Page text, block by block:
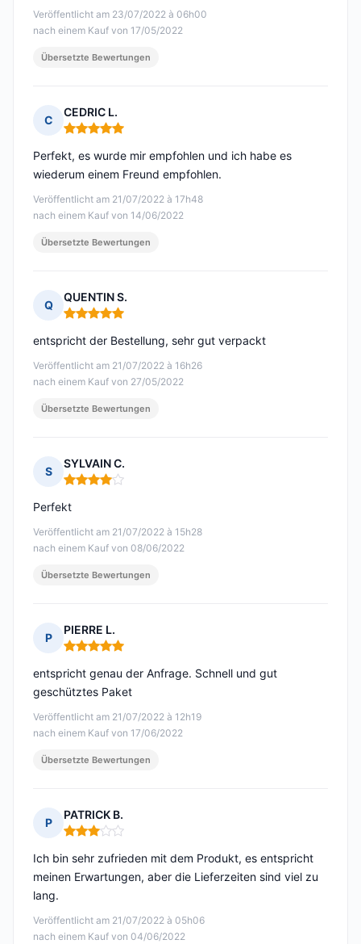
Veröffentlicht am 23/07/2022 à 06h00
nach einem Kauf von 17/05/2022
Übersetzte Bewertungen
C
CEDRIC L.
Hinweis: 5 von 5
Veröffentlicht am 21/07/2022 à 17h48
nach einem Kauf von 14/06/2022
Perfekt, es wurde mir empfohlen und ich habe es
wiederum einem Freund empfohlen.
Übersetzte Bewertungen
Q
QUENTIN S.
Hinweis: 5 von 5
Veröffentlicht am 21/07/2022 à 16h26
nach einem Kauf von 27/05/2022
entspricht der Bestellung, sehr gut verpackt
Übersetzte Bewertungen
S
SYLVAIN C.
Hinweis: 4 von 5
Veröffentlicht am 21/07/2022 à 15h28
nach einem Kauf von 08/06/2022
Perfekt
Übersetzte Bewertungen
P
PIERRE L.
Hinweis: 5 von 5
Veröffentlicht am 21/07/2022 à 12h19
nach einem Kauf von 17/06/2022
entspricht genau der Anfrage. Schnell und gut
geschütztes Paket
Übersetzte Bewertungen
P
PATRICK B.
Hinweis: 3 von 5
Veröffentlicht am 21/07/2022 à 05h06
nach einem Kauf von 04/06/2022
Ich bin sehr zufrieden mit dem Produkt, es entspricht
meinen Erwartungen, aber die Lieferzeiten sind viel zu
lang.